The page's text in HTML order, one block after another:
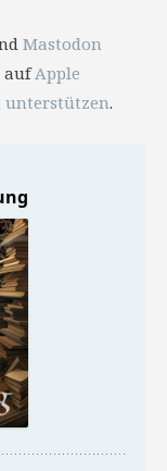
Mastodon
aufApple
unterstützen.